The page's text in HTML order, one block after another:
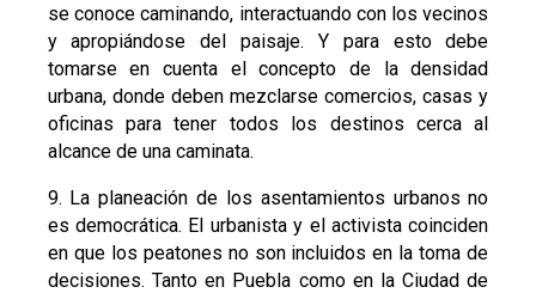
se conoce caminando, interactuando con los vecinos
y apropiándose del paisaje. Y para esto debe
tomarse en cuenta el concepto de la densidad
urbana, donde deben mezclarse comercios, casas y
oficinas para tener todos los destinos cerca al
alcance de una caminata.
9. La planeación de los asentamientos urbanos no
es democrática. El urbanista y el activista coinciden
en que los peatones no son incluidos en la toma de
decisiones. Tanto en Puebla como en la Ciudad de